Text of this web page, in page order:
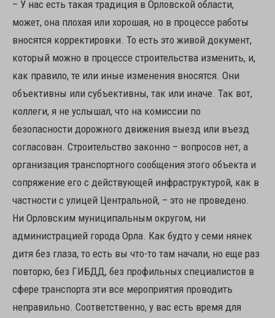
– У нас есть такая традиция в Орловской области,
может, она плохая или хорошая, но в процессе работы
вносятся корректировки. То есть это живой документ,
который можно в процессе строительства изменить, и,
как правило, те или иные изменения вносятся. Они
объективны или субъективны, так или иначе. Так вот,
коллеги, я не услышал, что на комиссии по
безопасности дорожного движения выезд или въезд
согласован. Строительство законно – вопросов нет, а
организация транспортного сообщения этого объекта и
сопряжение его с действующей инфраструктурой, как в
частности с улицей Центральной, – это не проведено.
Ни Орловским муниципальным округом, ни
администрацией города Орла. Как будто у семи нянек
дитя без глаза, то есть вы что-то там начали, но еще раз
повторю, без ГИБДД, без профильных специалистов в
сфере транспорта эти все мероприятия проводить
неправильно. Соответственно, у вас есть время для